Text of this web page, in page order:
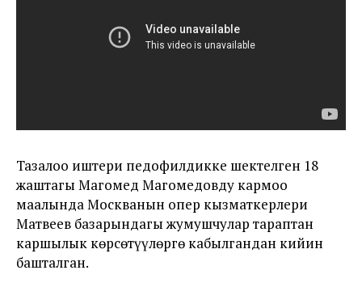
Тазалоо иштери педофилдикке шектелген 18
жаштагы Магомед Магомедовду кармоо
маалында Москванын опер кызматкерлери
Матвеев базарындагы жумушчулар тараптан
каршылык көрсөтүүлөргө кабылгандан кийин
башталган.